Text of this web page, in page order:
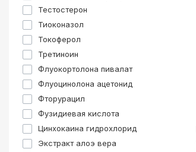
Тестостерон
Тиоконазол
Токоферол
Третиноин
Флуокортолона пивалат
Флуоцинолона ацетонид
Фторурацил
Фузидиевая кислота
Цинхокаина гидрохлорид
Экстракт алоэ вера